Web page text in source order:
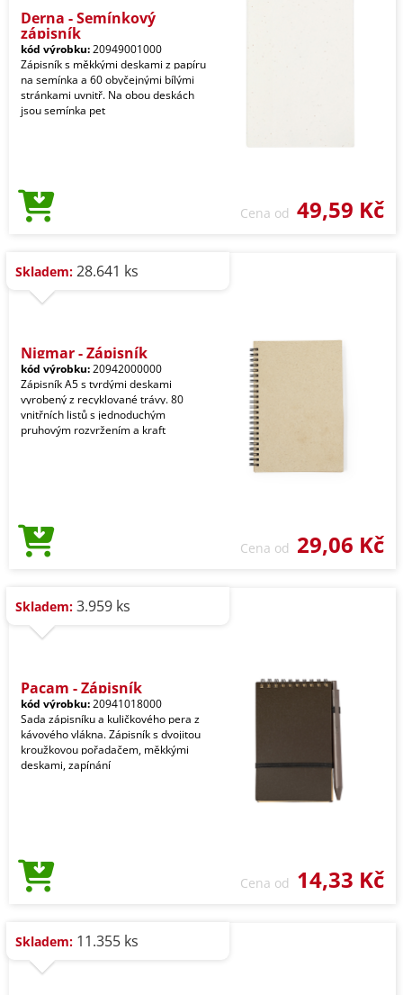
Derna - Semínkový
zápisník
kód výrobku:20949001000
Zápisník s měkkými deskami z papíru
na semínka a 60 obyčejnými bílými
stránkami uvnitř. Na obou deskách
jsou semínka pet
Cena od 49,59 Kč
Skladem: 28.641 ks
Nigmar - Zápisník
kód výrobku:20942000000
Zápisník A5 s tvrdými deskami
vyrobený z recyklované trávy. 80
vnitřních listů s jednoduchým
pruhovým rozvržením a kraft
Cena od 29,06 Kč
Skladem: 3.959 ks
Pacam - Zápisník
kód výrobku:20941018000
Sada zápisníku a kuličkového pera z
kávového vlákna. Zápisník s dvojitou
kroužkovou pořadačem, měkkými
deskami, zapínání
Cena od 14,33 Kč
Skladem: 11.355 ks